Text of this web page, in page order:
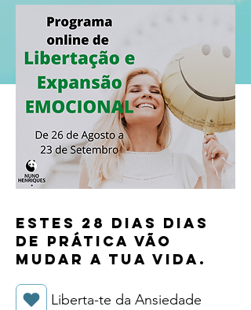
Estes 28 dias dias
de prática vão
mudar a tua vida.
Liberta-te da Ansiedade